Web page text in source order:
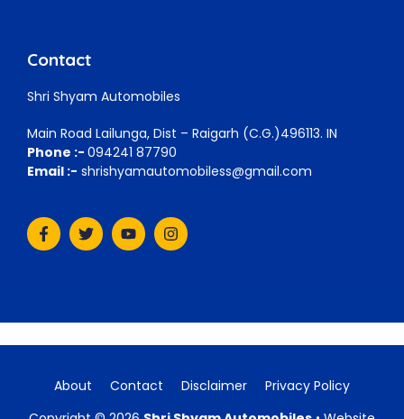
Contact
Shri Shyam Automobiles
Main Road Lailunga, Dist – Raigarh (C.G.)496113. IN
Phone :- 094241 87790
Email :- shrishyamautomobiless@gmail.com
About Contact Disclaimer
Privacy Policy